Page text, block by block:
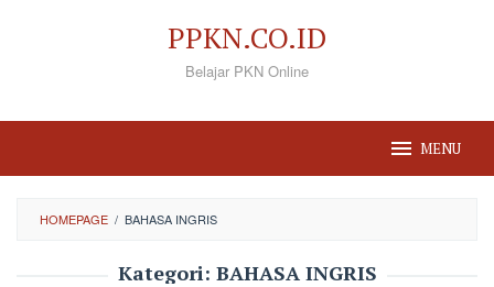
PPKN.CO.ID
Belajar PKN Online
MENU
HOMEPAGE / BAHASA INGRIS
Kategori: BAHASA INGRIS